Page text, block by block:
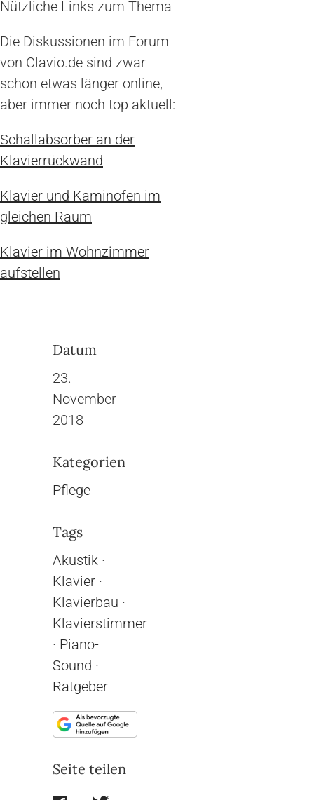
Nützliche Links zum Thema
Die Diskussionen im Forum
von Clavio.de sind zwar
schon etwas länger online,
aber immer noch top aktuell:
Schallabsorber an der
Klavierrückwand
Klavier und Kaminofen im
gleichen Raum
Klavier im Wohnzimmer
aufstellen
Datum
23.
November
2018
Kategorien
Pflege
Tags
Akustik ·
Klavier ·
Klavierbau ·
Klavierstimmer
· Piano-
Sound ·
Ratgeber
Seite teilen